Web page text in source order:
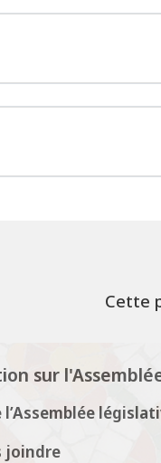
Cette
sur
l’Assemblée
joindre